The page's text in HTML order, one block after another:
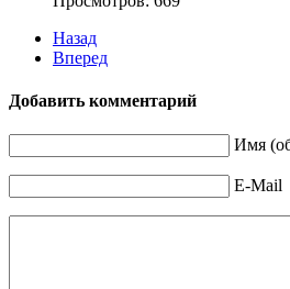
Назад
Вперед
Добавить комментарий
Имя
E-Mail